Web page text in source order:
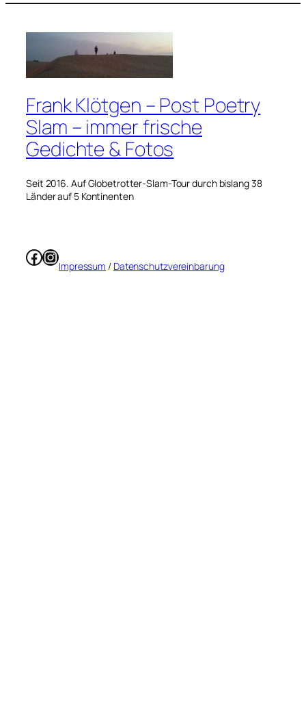
Frank Klötgen – Post Poetry
Slam – immer frische
Gedichte & Fotos
Seit 2016. Auf Globetrotter-Slam-Tour durch bislang 38
Länder auf 5 Kontinenten
Facebook
Instagram
Impressum / Datenschutzvereinbarung